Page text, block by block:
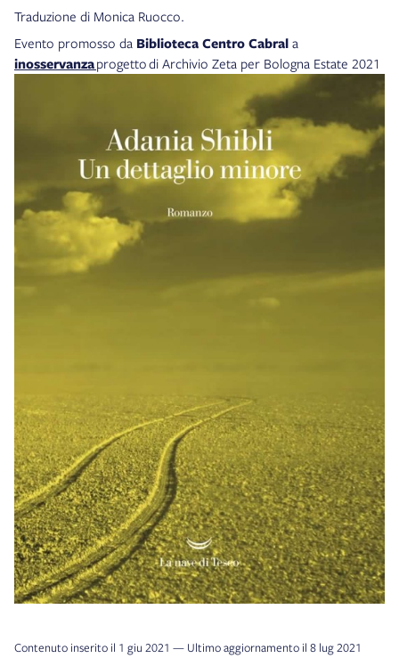
Traduzione di Monica Ruocco.
Evento promosso da Biblioteca Centro Cabral a
inosservanzaprogetto di Archivio Zeta per Bologna Estate 2021
Contenuto inserito il 1 giu 2021 — Ultimo aggiornamento il 8 lug 2021